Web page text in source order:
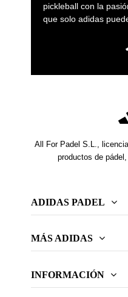
pickleball con la
que solo adidas
All For Padel S.L.,
productos de
ADIDAS PADEL
MÁS ADIDAS
INFORMACIÓN